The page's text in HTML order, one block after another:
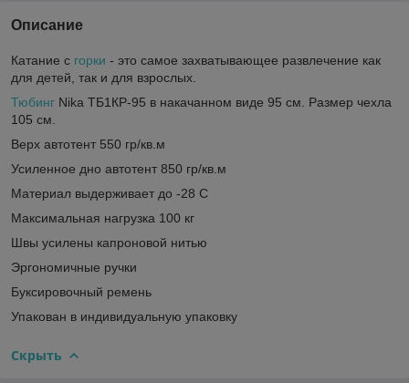
Описание
Катание с горки - это самое захватывающее развлечение как
для детей, так и для взрослых.
Тюбинг Nika ТБ1КР-95 в накачанном виде 95 см. Размер чехла
105 см.
Верх автотент 550 гр/кв.м
Усиленное дно автотент 850 гр/кв.м
Материал выдерживает до -28 C
Максимальная нагрузка 100 кг
Швы усилены капроновой нитью
Эргономичные ручки
Буксировочный ремень
Упакован в индивидуальную упаковку
Скрыть